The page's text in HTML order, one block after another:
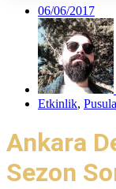
06/06/2017
Etkinlik, Pusula
Ankara
Sezon